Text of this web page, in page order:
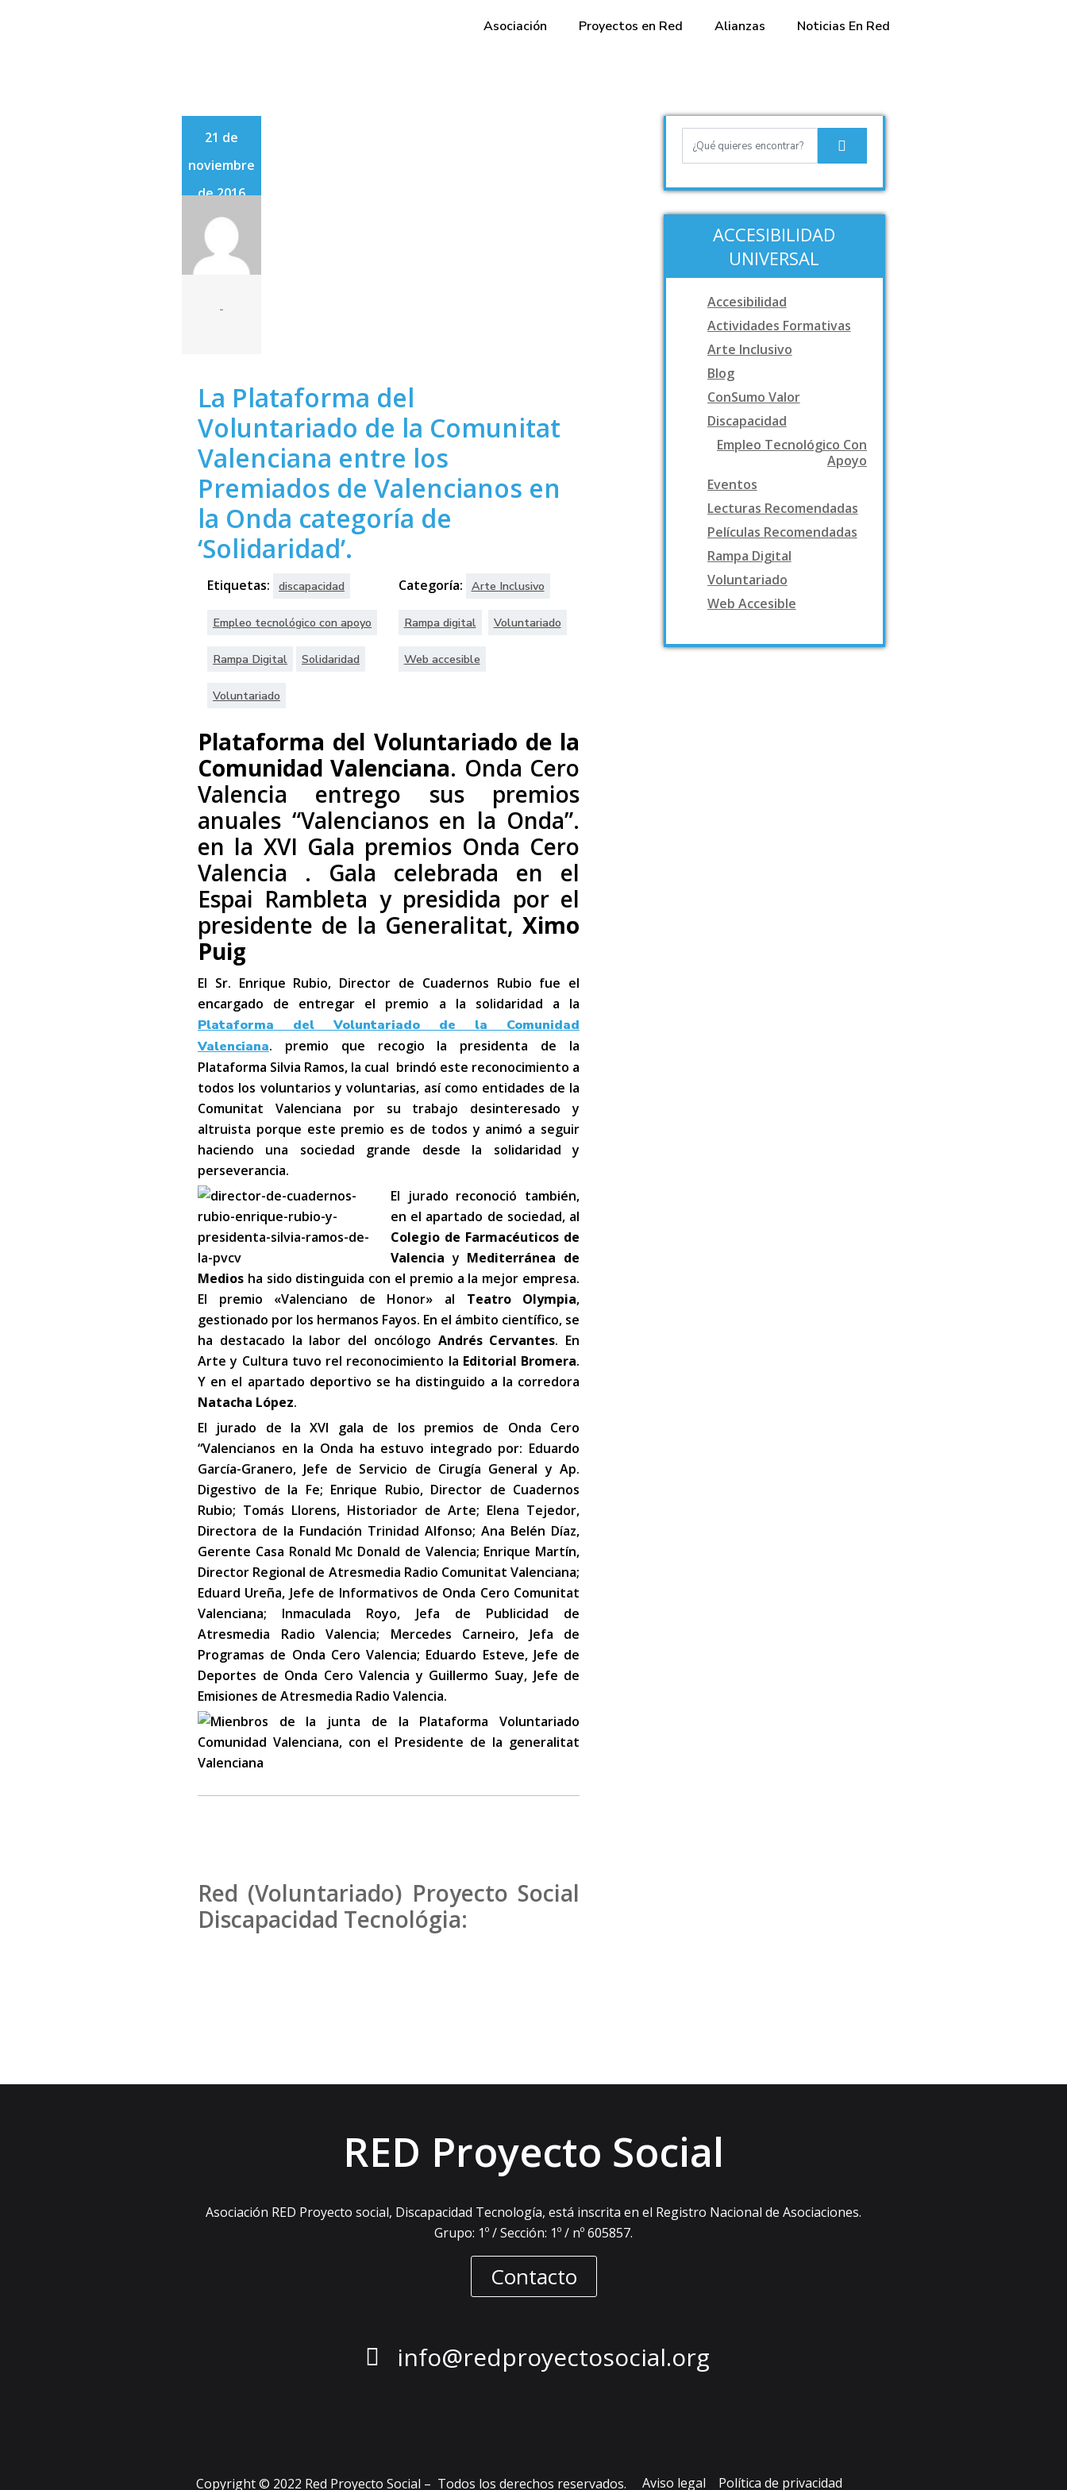
Asociación Proyectos en Red Alianzas Noticias En Red
21 de
noviembre
de 2016
-
La Plataforma del
Voluntariado de la Comunitat
Valenciana entre los
Premiados de Valencianos en
la Onda categoría de
‘Solidaridad’.
Etiquetas: discapacidad
Empleo tecnológico con apoyo
Rampa Digital Solidaridad
Voluntariado
Categoría: Arte Inclusivo
Rampa digital Voluntariado
Web accesible
Plataforma del Voluntariado de la
Comunidad Valenciana. Onda Cero
Valencia entrego sus premios
anuales “Valencianos en la Onda”.
en la XVI Gala premios Onda Cero
Valencia . Gala celebrada en el
Espai Rambleta y presidida por el
presidente de la Generalitat, Ximo
Puig
El Sr. Enrique Rubio, Director de Cuadernos Rubio fue el
encargado de entregar el premio a la solidaridad a la
Plataforma del Voluntariado de la Comunidad
Valenciana. premio que recogio la presidenta de la
Plataforma Silvia Ramos, la cual brindó este reconocimiento a
todos los voluntarios y voluntarias, así como entidades de la
Comunitat Valenciana por su trabajo desinteresado y
altruista porque este premio es de todos y animó a seguir
haciendo una sociedad grande desde la solidaridad y
perseverancia.
El jurado reconoció también,
en el apartado de sociedad, al
Colegio de Farmacéuticos de
Valencia y Mediterránea de
Medios ha sido distinguida con el premio a la mejor empresa.
El premio «Valenciano de Honor» al Teatro Olympia,
gestionado por los hermanos Fayos. En el ámbito científico, se
ha destacado la labor del oncólogo Andrés Cervantes. En
Arte y Cultura tuvo rel reconocimiento la Editorial Bromera.
Y en el apartado deportivo se ha distinguido a la corredora
Natacha López.
El jurado de la XVI gala de los premios de Onda Cero
“Valencianos en la Onda ha estuvo integrado por: Eduardo
García-Granero, Jefe de Servicio de Cirugía General y Ap.
Digestivo de la Fe; Enrique Rubio, Director de Cuadernos
Rubio; Tomás Llorens, Historiador de Arte; Elena Tejedor,
Directora de la Fundación Trinidad Alfonso; Ana Belén Díaz,
Gerente Casa Ronald Mc Donald de Valencia; Enrique Martín,
Director Regional de Atresmedia Radio Comunitat Valenciana;
Eduard Ureña, Jefe de Informativos de Onda Cero Comunitat
Valenciana; Inmaculada Royo, Jefa de Publicidad de
Atresmedia Radio Valencia; Mercedes Carneiro, Jefa de
Programas de Onda Cero Valencia; Eduardo Esteve, Jefe de
Deportes de Onda Cero Valencia y Guillermo Suay, Jefe de
Emisiones de Atresmedia Radio Valencia.
Red (Voluntariado) Proyecto Social
Discapacidad Tecnológia:
ACCESIBILIDAD
UNIVERSAL
Accesibilidad
Actividades Formativas
Arte Inclusivo
Blog
ConSumo Valor
Discapacidad
Empleo Tecnológico Con
Apoyo
Eventos
Lecturas Recomendadas
Películas Recomendadas
Rampa Digital
Voluntariado
Web Accesible
RED Proyecto Social
Asociación RED Proyecto social, Discapacidad Tecnología, está inscrita en el Registro Nacional de Asociaciones.
Grupo: 1º / Sección: 1º / nº 605857.
Contacto
info@redproyectosocial.org
Copyright © 2022 Red Proyecto Social – Todos los derechos reservados. Aviso legal Política de privacidad